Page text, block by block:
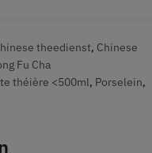
theedienst, Chinese
Fu Cha
théière <500ml, Porselein,